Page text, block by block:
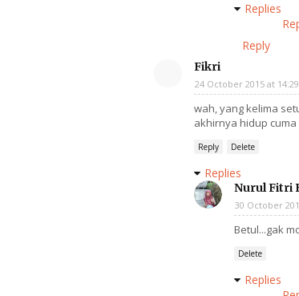
Replies
Reply
Fikri
24 October 2015 at 14:29
wah, yang kelima
akhirnya hidup cuma
Reply Delete
Replies
Nurul Fitri
30 October
Betul...gak
Delete
Replies